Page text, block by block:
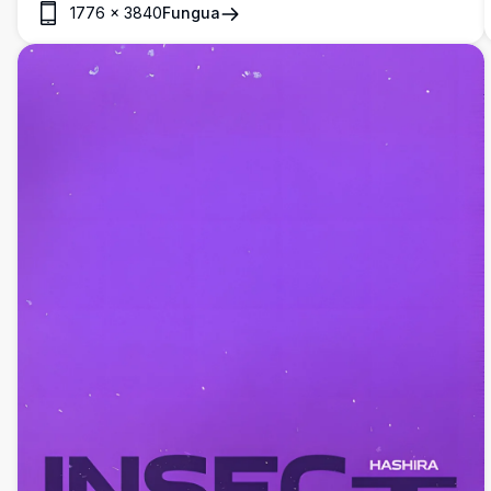
kwenye mandhari ya nyuma yenye giza.
1776 × 3840Fungua